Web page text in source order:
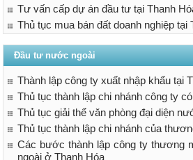
Tư vấn cấp dự án đầu tư tại Thanh
Thủ tục mua bán đất doanh nghiệp tại
Đầu tư nước ngoài
Thành lập công ty xuất nhập khẩu tại
Thủ tục thành lập chi nhánh công ty
Thủ tục giải thể văn phòng đại diện
Thủ tục thành lập chi nhánh của
Các bước thành lập công ty thương
ngoài ở Thanh Hóa